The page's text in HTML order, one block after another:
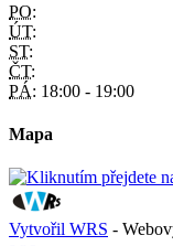
PO:
ÚT:
ST:
ČT:
PÁ: 18:00 - 19:00
Mapa
Vytvořil WRS -